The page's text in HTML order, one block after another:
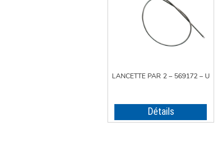
LANCETTE PAR 2 – 569172 – U
Détails